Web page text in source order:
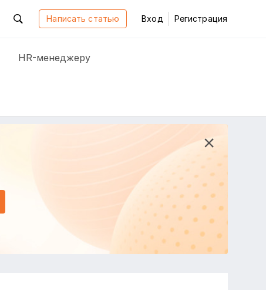
Написать статью Вход Регистрация
HR-менеджеру